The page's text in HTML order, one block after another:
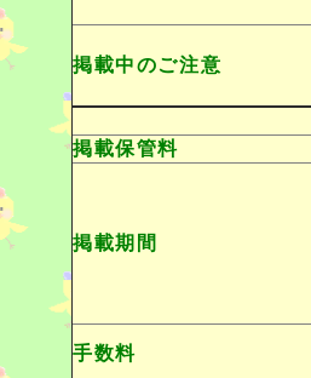
掲載中のご注意
掲載保管料
掲載期間
手数料